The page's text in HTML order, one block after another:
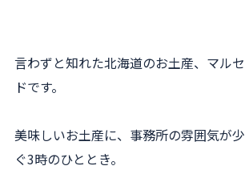
言わずと知れた北海道のお土産、マル
ドです。
美味しいお土産に、事務所の雰囲気が
ぐ3時のひととき。